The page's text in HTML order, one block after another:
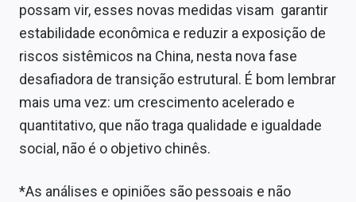
possam vir, esses novas medidas visam garantir
estabilidade econômica e reduzir a exposição de
riscos sistêmicos na China, nesta nova fase
desafiadora de transição estrutural. É bom lembrar
mais uma vez: um crescimento acelerado e
quantitativo, que não traga qualidade e igualdade
social, não é o objetivo chinês.
*As análises e opiniões são pessoais e não